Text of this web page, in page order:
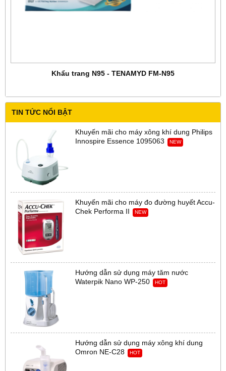
Khẩu trang N95 - TENAMYD FM-N95
TIN TỨC NỔI BẬT
Khuyến mãi cho máy xông khí dung Philips
Innospire Essence 1095063
NEW
Khuyến mãi cho máy đo đường huyết Accu-
Chek Performa II
NEW
Hướng dẫn sử dụng máy tăm nước
Waterpik Nano WP-250
HOT
Hướng dẫn sử dụng máy xông khí dung
Omron NE-C28
HOT